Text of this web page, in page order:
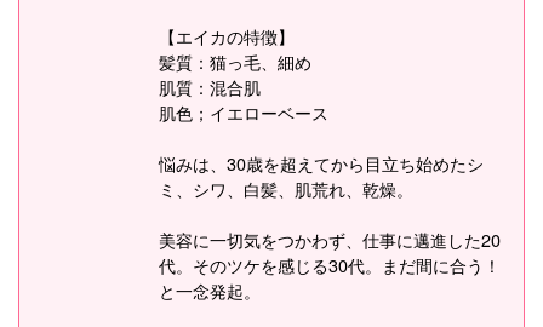
【エイカの特徴】
髪質：猫っ毛、細め
肌質：混合肌
肌色；イエローベース
悩みは、30歳を超えてから目立ち始めたシ
ミ、シワ、白髪、肌荒れ、乾燥。
美容に一切気をつかわず、仕事に邁進した20
代。そのツケを感じる30代。まだ間に合う！
と一念発起。